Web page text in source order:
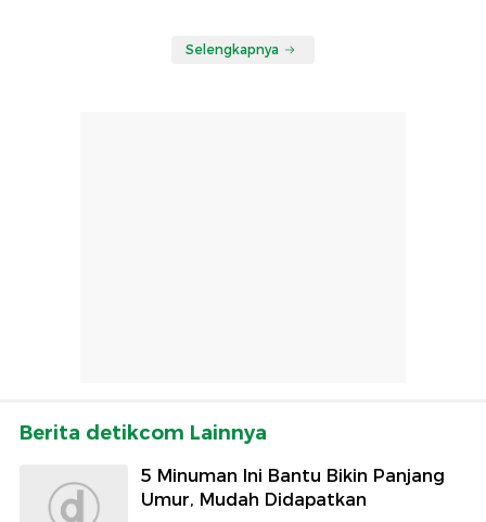
Selengkapnya
Berita detikcom Lainnya
5 Minuman Ini Bantu Bikin Panjang
Umur, Mudah Didapatkan